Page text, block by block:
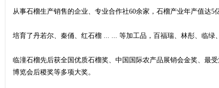
从事石榴生产销售的企业、专业合作社60余家，石榴产业年产值达5
培育了丹若尔、秦俑、红石榴 ... ... 等加工品，百福瑞、林彤、临绿
临潼石榴先后获全国优质石榴奖、中国国际农产品展销会金奖、最
博览会后稷奖等多项大奖。